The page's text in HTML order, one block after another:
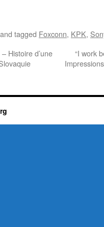
and tagged Foxconn, KPK,
Histoire d’une
“I work